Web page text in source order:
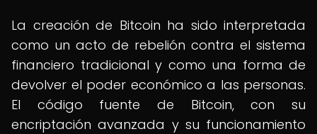
La creación de Bitcoin ha sido interpretada
como un acto de rebelión contra el sistema
financiero tradicional y como una forma de
devolver el poder económico a las personas.
El código fuente de Bitcoin, con su
encriptación avanzada y su funcionamiento